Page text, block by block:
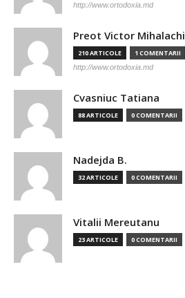
http://www.ortodoxia.md
Preot Victor Mihalachi
210 ARTICOLE 1 COMENTARII
http://www.ortodoxia.md
Cvasniuc Tatiana
88 ARTICOLE 0 COMENTARII
Nadejda B.
32 ARTICOLE 0 COMENTARII
Vitalii Mereutanu
23 ARTICOLE 0 COMENTARII